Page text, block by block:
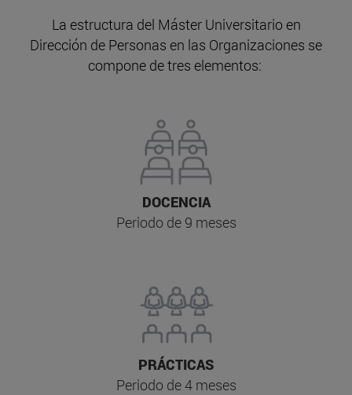
La estructura del Máster Universitario en
Dirección de Personas en las Organizaciones se
compone de tres elementos:
DOCENCIA
Periodo de 9 meses
PRÁCTICAS
Periodo de 4 meses